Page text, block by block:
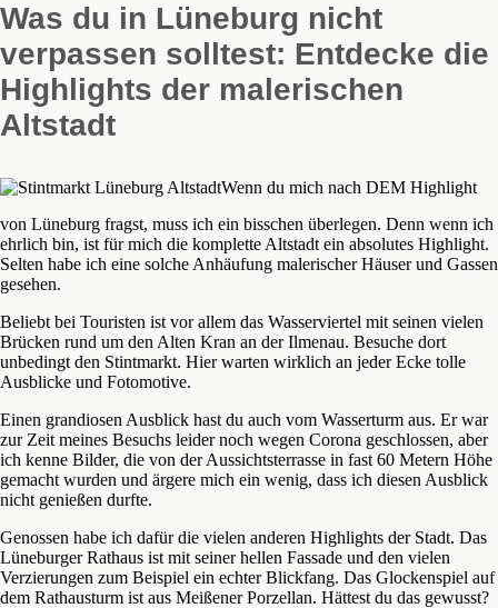
Was du in Lüneburg nicht
verpassen solltest: Entdecke die
Highlights der malerischen
Altstadt
Wenn du mich nach DEM Highlight
von Lüneburg fragst, muss ich ein bisschen überlegen. Denn wenn ich
ehrlich bin, ist für mich die komplette Altstadt ein absolutes Highlight.
Selten habe ich eine solche Anhäufung malerischer Häuser und Gassen
gesehen.
Beliebt bei Touristen ist vor allem das Wasserviertel mit seinen vielen
Brücken rund um den Alten Kran an der Ilmenau. Besuche dort
unbedingt den Stintmarkt. Hier warten wirklich an jeder Ecke tolle
Ausblicke und Fotomotive.
Einen grandiosen Ausblick hast du auch vom Wasserturm aus. Er war
zur Zeit meines Besuchs leider noch wegen Corona geschlossen, aber
ich kenne Bilder, die von der Aussichtsterrasse in fast 60 Metern Höhe
gemacht wurden und ärgere mich ein wenig, dass ich diesen Ausblick
nicht genießen durfte.
Genossen habe ich dafür die vielen anderen Highlights der Stadt. Das
Lüneburger Rathaus ist mit seiner hellen Fassade und den vielen
Verzierungen zum Beispiel ein echter Blickfang. Das Glockenspiel auf
dem Rathausturm ist aus Meißener Porzellan. Hättest du das gewusst?